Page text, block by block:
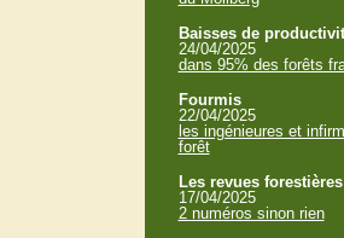
Baisses de
24/04/2025
dans 95% des forêts
Fourmis
22/04/2025
les ingénieures et
forêt
Les revues
17/04/2025
2 numéros sinon rien